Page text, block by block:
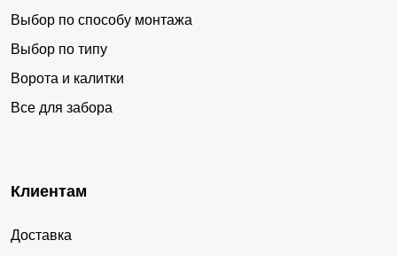
Выбор по способу монтажа
Выбор по типу
Ворота и калитки
Все для забора
Клиентам
Доставка